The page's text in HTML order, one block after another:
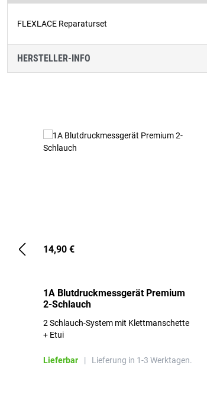
FLEXLACE Reparaturset
HERSTELLER-INFO
14,90 €
1A Blutdruckmessgerät Premium
2-Schlauch
2 Schlauch-System mit Klettmanschette
+ Etui
Lieferbar | Lieferung in 1-3 Werktagen.